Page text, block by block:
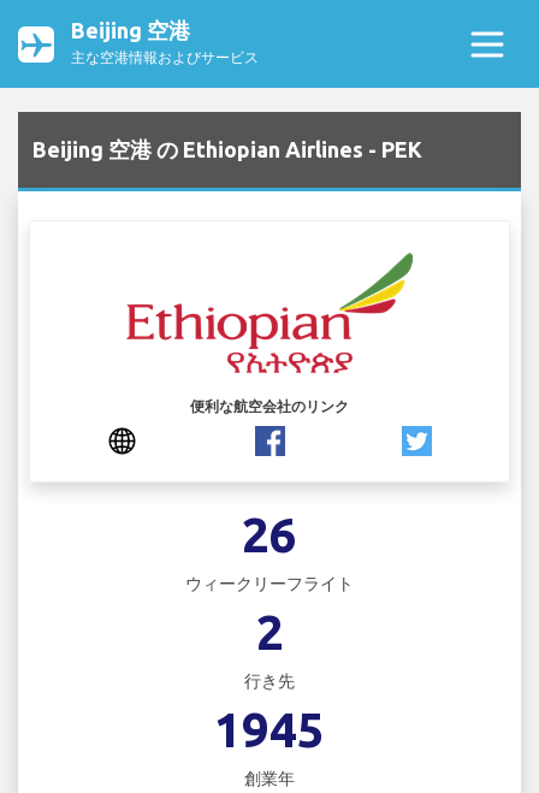
Beijing 空港
主な空港情報およびサービス
Beijing 空港 の Ethiopian Airlines - PEK
便利な航空会社のリンク
26
ウィークリーフライト
2
行き先
1945
創業年